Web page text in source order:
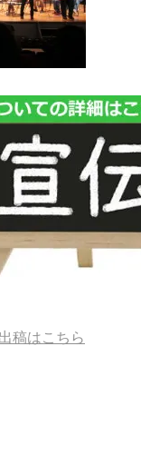
稿はこちら